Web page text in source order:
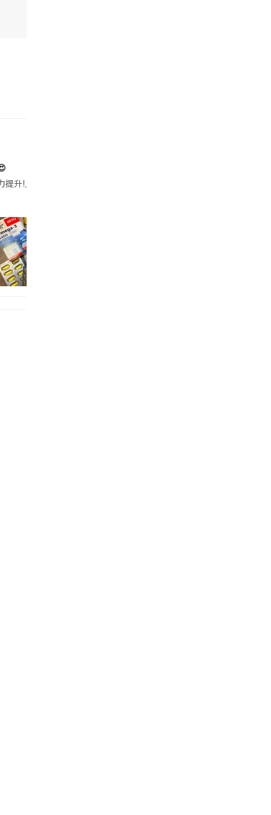
帶的行動電源機身已標示「10000mAh」，卻仍被要求當場丟
提升!｣ 長時間對住電腦､剪片寫稿,成日覺得眼睛乾澀､腦袋好似｢斷